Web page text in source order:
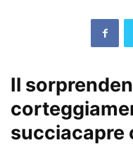
Il
succiacapre